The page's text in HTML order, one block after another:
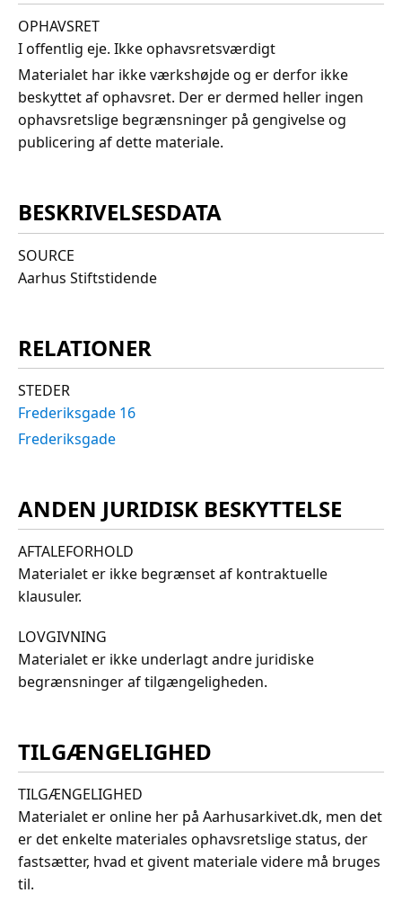
OPHAVSRET
I offentlig eje. Ikke ophavsretsværdigt
Materialet har ikke værkshøjde og er derfor ikke
beskyttet af ophavsret. Der er dermed heller ingen
ophavsretslige begrænsninger på gengivelse og
publicering af dette materiale.
BESKRIVELSESDATA
SOURCE
Aarhus Stiftstidende
RELATIONER
STEDER
Frederiksgade 16
Frederiksgade
ANDEN JURIDISK BESKYTTELSE
AFTALEFORHOLD
Materialet er ikke begrænset af kontraktuelle
klausuler.
LOVGIVNING
Materialet er ikke underlagt andre juridiske
begrænsninger af tilgængeligheden.
TILGÆNGELIGHED
TILGÆNGELIGHED
Materialet er online her på Aarhusarkivet.dk, men det
er det enkelte materiales ophavsretslige status, der
fastsætter, hvad et givent materiale videre må bruges
til.